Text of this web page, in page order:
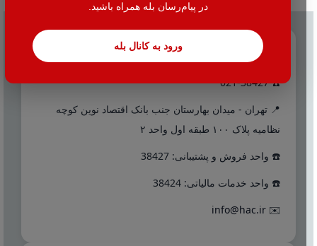
در پیام‌رسان بله همراه باشید.
ورود به کانال بله تماس با ما
☎️ 021-38427
📍 تهران - میدان بهارستان جنب بانک اقتصاد نوین کوچه
نظامیه پلاک ۱۰۰ طبقه اول واحد ۲
☎️ واحد فروش و پشتیبانی: 38427
☎️ واحد خدمات مالیاتی: 38424
✉️
info@hac.ir